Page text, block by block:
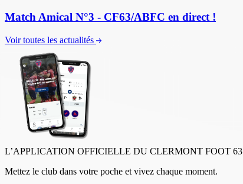
Match Amical N°3 - CF63/ABFC en direct !
Voir toutes les actualités
L’APPLICATION OFFICIELLE DU CLERMONT FOOT 63
Mettez le club dans votre poche et vivez chaque moment.